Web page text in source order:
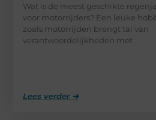
Wat is de meest geschikte
voor motorrijders? Een leuke
zoals motorrijden brengt tal van
verantwoordelijkheden met
Lees verder ➜